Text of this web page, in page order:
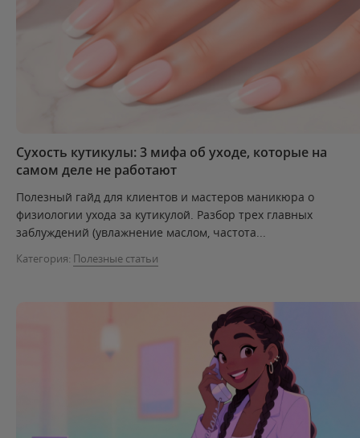
Сухость кутикулы: 3 мифа об уходе, которые на
самом деле не работают
Полезный гайд для клиентов и мастеров маникюра о
физиологии ухода за кутикулой. Разбор трех главных
заблуждений (увлажнение маслом, частота...
Категория: Полезные статьи